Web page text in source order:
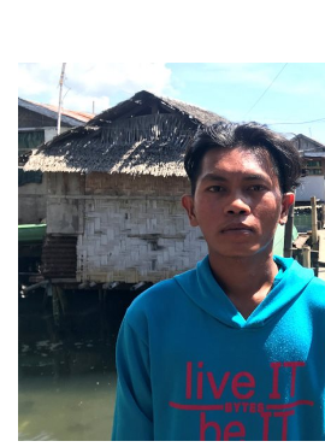
CERRAR SESIÓN